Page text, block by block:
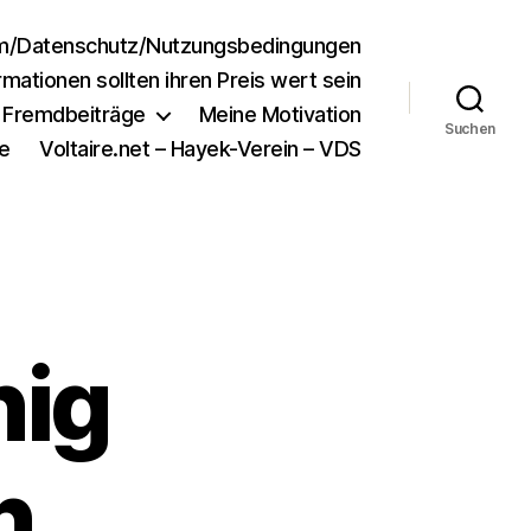
Datenschutz/Nutzungsbedingungen
sollten ihren Preis wert sein
Meine Motivation
Voltaire.net – Hayek-Verein – VDS
Suchen